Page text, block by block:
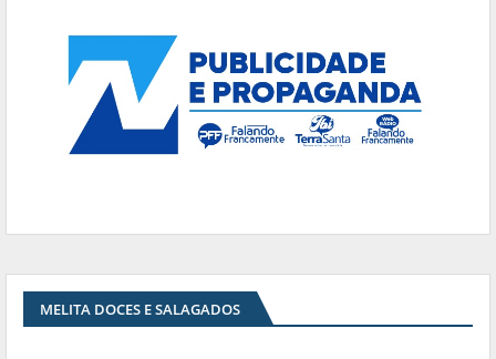
MELITA DOCES E SALAGADOS